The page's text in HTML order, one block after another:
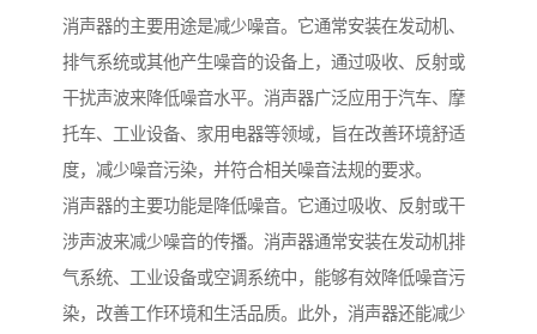
消声器的主要用途是减少噪音。它通常安装在发动机、
排气系统或其他产生噪音的设备上，通过吸收、反射或
干扰声波来降低噪音水平。消声器广泛应用于汽车、摩
托车、工业设备、家用电器等领域，旨在改善环境舒适
度，减少噪音污染，并符合相关噪音法规的要求。
消声器的主要功能是降低噪音。它通过吸收、反射或干
涉声波来减少噪音的传播。消声器通常安装在发动机排
气系统、工业设备或空调系统中，能够有效降低噪音污
染，改善工作环境和生活品质。此外，消声器还能减少